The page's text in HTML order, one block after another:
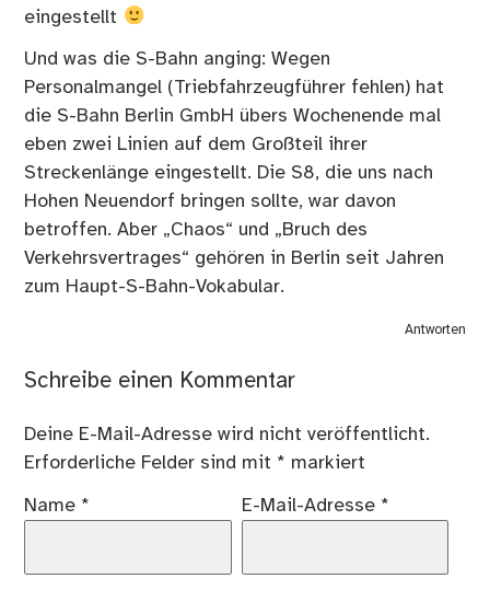
eingestellt
Und was die S-Bahn anging: Wegen
Personalmangel (Triebfahrzeugführer fehlen) hat
die S-Bahn Berlin GmbH übers Wochenende mal
eben zwei Linien auf dem Großteil ihrer
Streckenlänge eingestellt. Die S8, die uns nach
Hohen Neuendorf bringen sollte, war davon
betroffen. Aber „Chaos“ und „Bruch des
Verkehrsvertrages“ gehören in Berlin seit Jahren
zum Haupt-S-Bahn-Vokabular.
Antworten
Schreibe einen Kommentar
Deine E-Mail-Adresse wird nicht veröffentlicht.
Erforderliche Felder sind mit * markiert
Name * E-Mail-Adresse *